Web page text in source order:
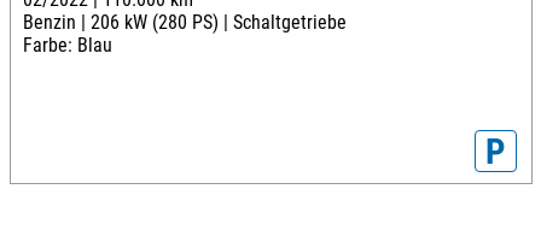
Benzin | 206 kW (280 PS) | Schaltgetriebe
Farbe: Blau
P